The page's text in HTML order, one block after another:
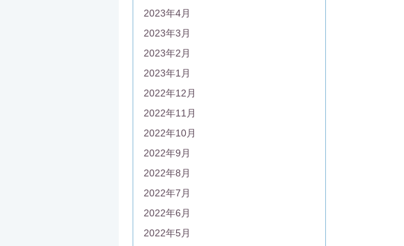
2023年4月
2023年3月
2023年2月
2023年1月
2022年12月
2022年11月
2022年10月
2022年9月
2022年8月
2022年7月
2022年6月
2022年5月